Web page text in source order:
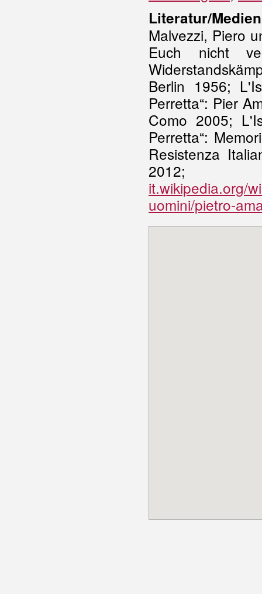
Literatur/
Malvezzi, Piero
Euch nicht
Berlin 1956;
Perretta“: Pier
Como 2005;
Perretta“:
Resistenza
it.wikipedia.org/
uomini/pietro-